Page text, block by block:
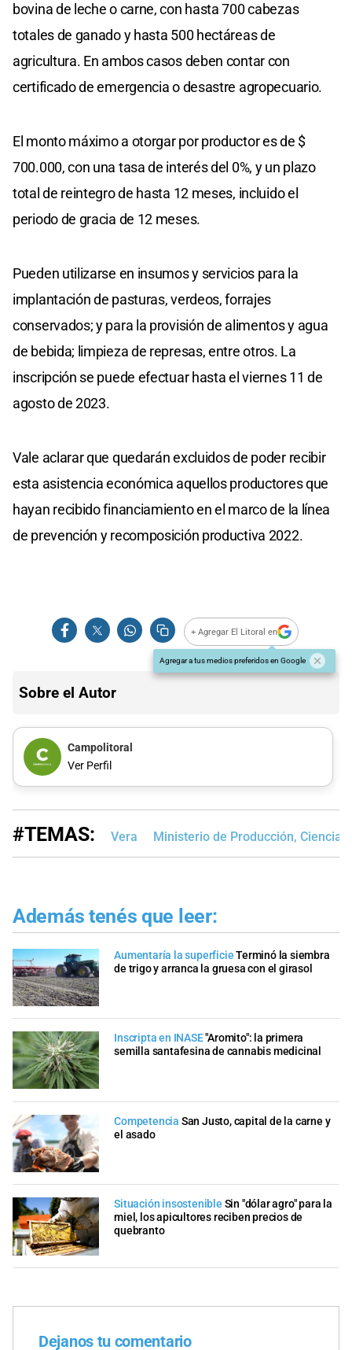
bovina de leche o carne, con hasta 700 cabezas
totales de ganado y hasta 500 hectáreas de
agricultura. En ambos casos deben contar con
certificado de emergencia o desastre agropecuario.
El monto máximo a otorgar por productor es de $
700.000, con una tasa de interés del 0%, y un plazo
total de reintegro de hasta 12 meses, incluido el
periodo de gracia de 12 meses.
Pueden utilizarse en insumos y servicios para la
implantación de pasturas, verdeos, forrajes
conservados; y para la provisión de alimentos y agua
de bebida; limpieza de represas, entre otros. La
inscripción se puede efectuar hasta el viernes 11 de
agosto de 2023.
Vale aclarar que quedarán excluidos de poder recibir
esta asistencia económica aquellos productores que
hayan recibido financiamiento en el marco de la línea
de prevención y recomposición productiva 2022.
+ Agregar El Litoral en
Agregar a tus medios preferidos en Google
Sobre el Autor
Campolitoral
Ver Perfil
#TEMAS: Vera Ministerio de Producción, Ciencia
Además tenés que leer:
Aumentaría la superficieTerminó la siembra
de trigo y arranca la gruesa con el girasol
Inscripta en INASE"Aromito": la primera
semilla santafesina de cannabis medicinal
Competencia San Justo, capital de la carne y
el asado
Situación insostenible Sin "dólar agro" para la
miel, los apicultores reciben precios de
quebranto
Dejanos tu comentario